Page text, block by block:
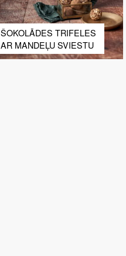
ŠOKOLĀDES TRIFELES
AR MANDEĻU SVIESTU